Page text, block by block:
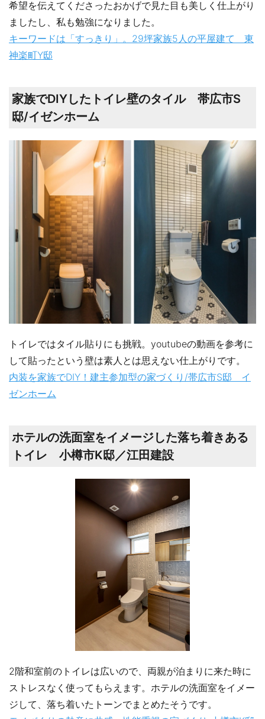
希望を伝えてくださったおかげで見た目も美しく仕上がり
ましたし、私も勉強になりました。
キーワードは「すっきり」。29坪家族5人の平屋建て 東
神楽町Y邸
家族でDIYしたトイレ壁のタイル 帯広市S
邸/イゼンホーム
トイレではタイル貼りにも挑戦。youtubeの動画を参考に
して貼ったという壁は素人とは思えない仕上がりです。
内装を家族でDIY！建主参加型の家づくり/帯広市S邸 イ
ゼンホーム
ホテルの洗面室をイメージした落ち着きある
トイレ 小樽市K邸／江田建設
2階和室前のトイレは広いので、両親が泊まりに来た時に
ストレスなく使ってもらえます。ホテルの洗面室をイメー
ジして、落ち着いたトーンでまとめたそうです。